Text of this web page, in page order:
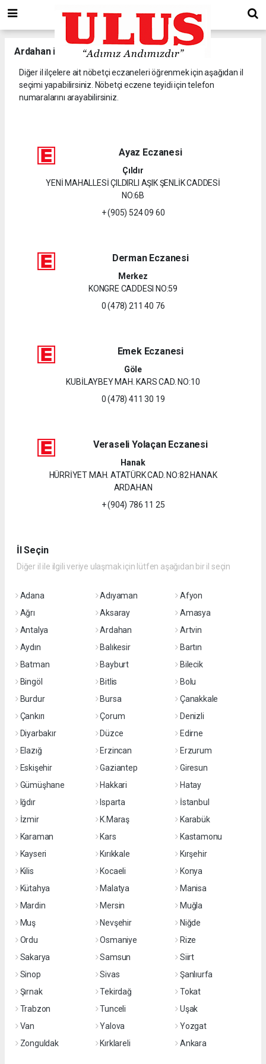
Ardahanil ve ilçelerine ait nöbetçi eczaneler.
Diğer il ilçelere ait nöbetçi eczaneleri öğrenmek için aşağıdan il
seçimi yapabilirsiniz. Nöbetçi eczene teyidi için telefon
numaralarını arayabilirsiniz.
Ayaz Eczanesi
Çıldır
YENİ MAHALLESİ ÇILDIRLI AŞIK ŞENLİK CADDESİ
NO:6B
+ (905) 524 09 60
Derman Eczanesi
Merkez
KONGRE CADDESI NO:59
0 (478) 211 40 76
Emek Eczanesi
Göle
KUBİLAYBEY MAH. KARS CAD. NO:10
0 (478) 411 30 19
Veraseli Yolaçan Eczanesi
Hanak
HÜRRİYET MAH. ATATÜRK CAD. NO:82 HANAK
ARDAHAN
+ (904) 786 11 25
İl Seçin
Diğer il ile ilgili veriye ulaşmak için lütfen aşağıdan bir il seçin
Adana Adıyaman
Afyon
Ağrı
Aksaray
Amasya
Antalya
Ardahan
Artvin
Aydın
Balıkesir
Bartın
Batman
Bayburt
Bilecik
Bingöl
Bitlis
Bolu
Burdur
Bursa
Çanakkale
Çankırı
Çorum
Denizli
Diyarbakır
Düzce
Edirne
Elazığ
Erzincan
Erzurum
Eskişehir
Gaziantep
Giresun
Gümüşhane
Hakkari
Hatay
Iğdır
Isparta
İstanbul
İzmir
K.Maraş
Karabük
Karaman
Kars
Kastamonu
Kayseri
Kırıkkale
Kırşehir
Kilis
Kocaeli
Konya
Kütahya
Malatya
Manisa
Mardin
Mersin
Muğla
Muş
Nevşehir
Niğde
Ordu
Osmaniye
Rize
Sakarya
Samsun
Siirt
Sinop
Sivas
Şanlıurfa
Şırnak
Tekirdağ
Tokat
Trabzon
Tunceli
Uşak
Van
Yalova
Yozgat
Zonguldak
Kırklareli Ankara